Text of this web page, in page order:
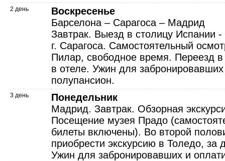
2 день
Воскресенье
Барселона – Сарагоса – Мадрид
Завтрак. Выезд в столицу Испании
г. Сарагоса. Самостоятельный
Пилар, свободное время. Переезд
в отеле. Ужин для
полупансион.
3 день
Понедельник
Мадрид. Завтрак. Обзорная
Посещение музея Прадо
билеты включены). Во второй
приобрести экскурсию в Толедо, за
Ужин для забронировавших и